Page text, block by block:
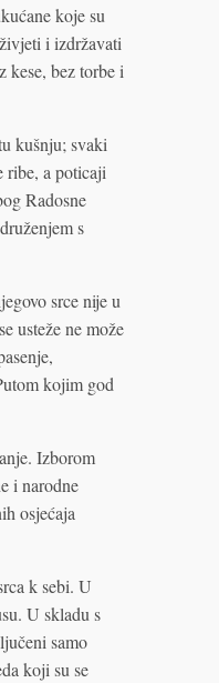
koje su
i izdržavati
kese, bez torbe i
kušnju; svaki
ribe, a poticaji
Radosne
s
srce nije u
usteže ne može
kojim god
Izborom
i narodne
osjećaja
k sebi. U
U skladu s
samo
koji su se